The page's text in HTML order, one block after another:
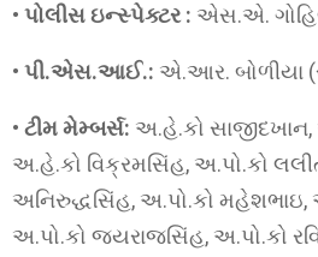
• પોલીસ ઇન્સ્પેક્ટર : એસ.એ.
• પી.એસ.આઈ.: એ.આર. બોળીયા
• ટીમ મેમ્બર્સ: અ.હે.કો
અ.હે.કો વિક્રમસિંહ, અ.પો.કો
અનિરુદ્ધસિંહ, અ.પો.કો મહેશભાઇ,
અ.પો.કો જયરાજસિંહ, અ.પો.કો